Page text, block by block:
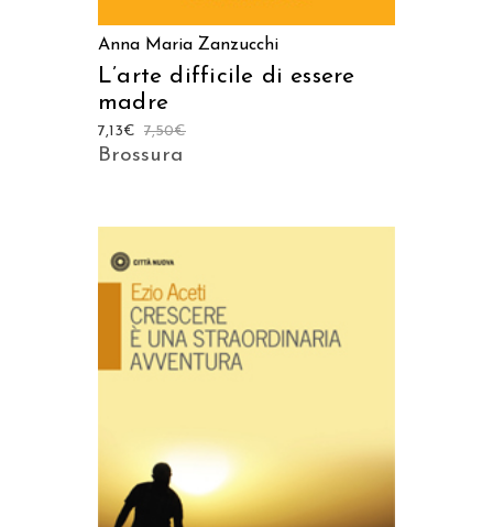
Anna Maria Zanzucchi
L’arte difficile di essere
madre
7,50€
7,13€
Brossura